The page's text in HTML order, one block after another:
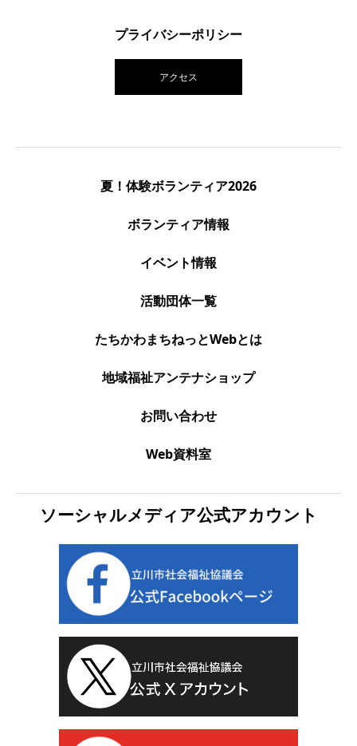
プライバシーポリシー
アクセス
夏！体験ボランティア2026
ボランティア情報
イベント情報
活動団体一覧
たちかわまちねっとWebとは
地域福祉アンテナショップ
お問い合わせ
Web資料室
ソーシャルメディア公式アカウント